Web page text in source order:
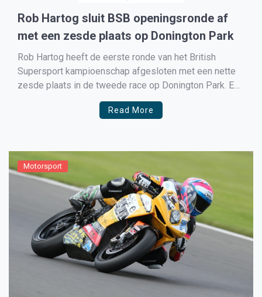
Rob Hartog sluit BSB openingsronde af
met een zesde plaats op Donington Park
Rob Hartog heeft de eerste ronde van het British
Supersport kampioenschap afgesloten met een nette
zesde plaats in de tweede race op Donington Park. Een
goede comeback, nadat de coureur uit Abbekerk in de
eerste race niet tevreden was over zijn tiende plaats.
Read More
Motorsport